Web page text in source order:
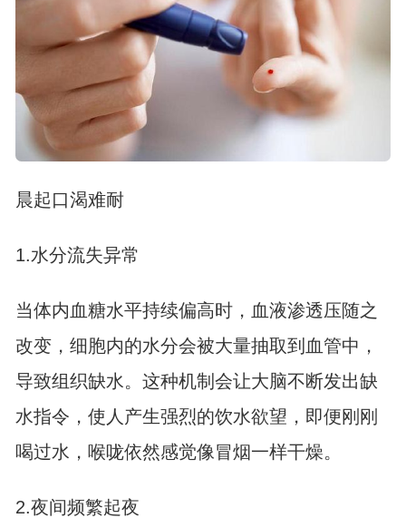
晨起口渴难耐
1.水分流失异常
当体内血糖水平持续偏高时，血液渗透压随之
改变，细胞内的水分会被大量抽取到血管中，
导致组织缺水。这种机制会让大脑不断发出缺
水指令，使人产生强烈的饮水欲望，即便刚刚
喝过水，喉咙依然感觉像冒烟一样干燥。
2.夜间频繁起夜